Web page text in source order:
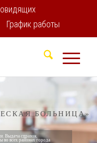
График работы
БОЛЬНИЦА»
Выдача справок.
во всех районах города